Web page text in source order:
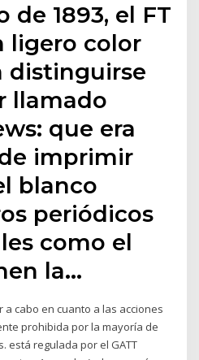
de 1893, el FT
ligero color
distinguirse
llamado
que era
imprimir
blanco
periódicos
como el
la…
cabo en cuanto a las acciones
prohibida por la mayoría de
está regulada por el GATT